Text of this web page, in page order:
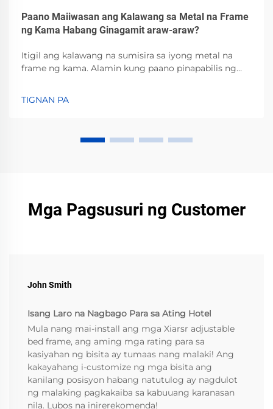
Paano Maiiwasan ang Kalawang sa Metal na Frame
ng Kama Habang Ginagamit araw-araw?
Itigil ang kalawang na sumisira sa iyong metal na
frame ng kama. Alamin kung paano pinapabilis ng
upang maiwasan ito. Protektahan ang iyong
TIGNAN PA
Mga Pagsusuri ng Customer
John Smith
Isang Laro na Nagbago Para sa Ating Hotel
Mula nang mai-install ang mga Xiarsr adjustable
bed frame, ang aming mga rating para sa
kasiyahan ng bisita ay tumaas nang malaki! Ang
kakayahang i-customize ng mga bisita ang
kanilang posisyon habang natutulog ay nagdulot
ng malaking pagkakaiba sa kabuuang karanasan
nila. Lubos na inirerekomenda!